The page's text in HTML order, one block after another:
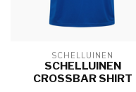
SCHELLUINEN
SCHELLUINEN
CROSSBAR SHIRT